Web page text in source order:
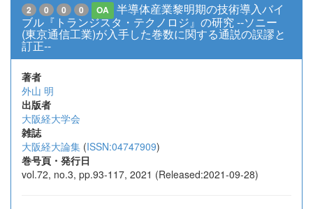
2 0 0 0 OA
半導体産業黎明期の技術導入バイ
ブル『トランジスタ・テクノロジ』の研究 --ソニー
(東京通信工業)が入手した巻数に関する通説の誤謬と
訂正--
著者
外山 明
出版者
大阪経大学会
雑誌
大阪経大論集 (ISSN:04747909)
巻号頁・発行日
vol.72, no.3, pp.93-117, 2021 (Released:2021-09-28)